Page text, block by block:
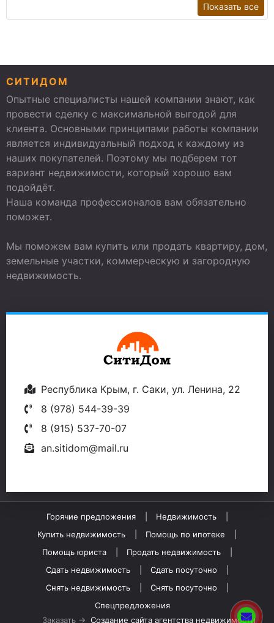
Показать все
СИТИДОМ
Опытные специалисты нашей компании знают, как
провести сделку с максимальной выгодой для
клиента. Основными принципами работы компании
является индивидуальный подход к каждому из
наших покупателей. Поэтому мы подберем тот
вариант недвижимости, который хорошо вам
подойдёт.
Наша команда профессионалов вам обязательно
поможет.
Мы поможем вам купить или продать квартиру, дом,
земельные участки, коммерческую и загородную
недвижимость.
Республика Крым, г. Саки, ул. Ленина, 22
8 (978) 544-39-39
8 (915) 537-70-07
an.sitidom@mail.ru
Горячие предложения
Недвижимость
Купить недвижимость
Помощь по ипотеке
Помощь юриста
Продать недвижимость
Сдать недвижимость
Сдать посуточно
Снять недвижимость
Снять посуточно
Спецпредложения
Заказать → Создание сайта агентства недвижимости